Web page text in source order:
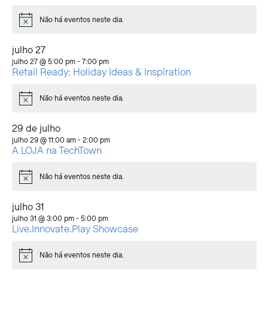
Aviso Não há eventos neste dia.
julho 27
julho 27 @ 5:00 pm- 7:00 pm
Retail Ready: Holiday Ideas & Inspiration
Aviso Não há eventos neste dia.
29 de julho
julho 29 @ 11:00 am- 2:00 pm
A LOJA na TechTown
Aviso Não há eventos neste dia.
julho 31
julho 31 @ 3:00 pm- 5:00 pm
Live.Innovate.Play Showcase
Aviso Não há eventos neste dia.